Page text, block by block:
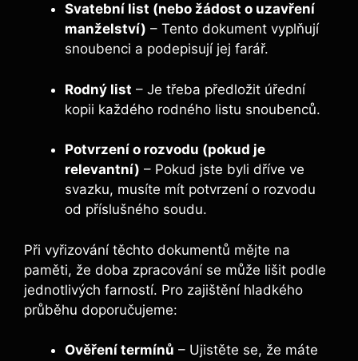
Svatební list (nebo žádost o uzavření
manželství) – Tento dokument vyplňují
snoubenci a podepisují jej farář.
Rodný list – Je třeba předložit úřední
kopii každého rodného listu snoubenců.
Potvrzení o rozvodu (pokud je
relevantní) – Pokud jste byli dříve ve
svazku, musíte mít potvrzení o rozvodu
od příslušného soudu.
Při vyřizování těchto dokumentů mějte na
paměti, že doba zpracování se může lišit podle
jednotlivých farností. Pro zajištění hladkého
průběhu doporučujeme:
Ověření termínů – Ujistěte se, že máte